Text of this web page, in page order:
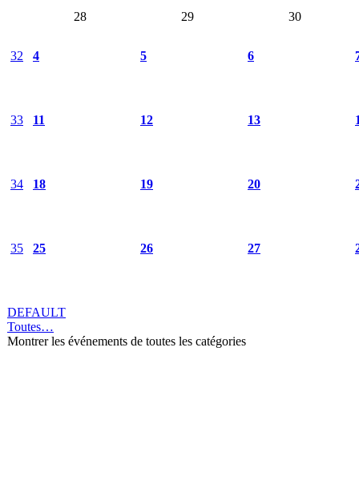
28
29 30
32 4 5 6
33 11 12 13
34 18 19 20
35 25 26 27
DEFAULT
Toutes…
Montrer les événements de toutes les catégories